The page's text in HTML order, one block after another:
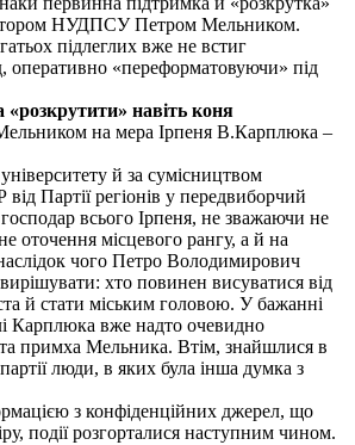
НУДПСУ Петром Мельником.
підлеглих вже не встиг
оперативно «переформатовуючи» під
навіть коня
на мера Ірпеня В.Карплюка –
й за сумісництвом
Партії регіонів у передвиборчий
всього Ірпеня, не зважаючи не
оточення місцевого рангу, а й на
чого Петро Володимирович
хто повинен висуватися від
й стати міським головою. У бажанні
Карплюка вже надто очевидно
примха Мельника. Втім, знайшлися в
люди, в яких була інша думка з
з конфіденційних джерел, що
події розгорталися наступним чином.